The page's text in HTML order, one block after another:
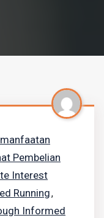
Pembelian
Interest
Running,
Informed